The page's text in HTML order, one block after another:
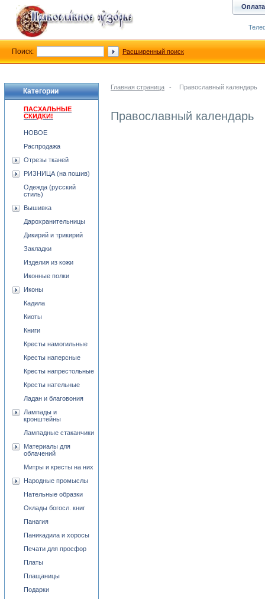
Главная страница - Православный календарь
Православный календарь
Категории
ПАСХАЛЬНЫЕ
СКИДКИ!
НОВОЕ
Распродажа
Отрезы тканей
РИЗНИЦА (на пошив)
Одежда (русский
стиль)
Вышивка
Дарохранительницы
Дикирий и трикирий
Закладки
Изделия из кожи
Иконные полки
Иконы
Кадила
Киоты
Книги
Кресты намогильные
Кресты наперсные
Кресты напрестольные
Кресты нательные
Ладан и благовония
Лампады и
кронштейны
Лампадные стаканчики
Материалы для
облачений
Митры и кресты на них
Народные промыслы
Нательные образки
Оклады богосл. книг
Панагия
Паникадила и хоросы
Печати для просфор
Платы
Плащаницы
Подарки
Оплата
Поиск: Расширенный поиск